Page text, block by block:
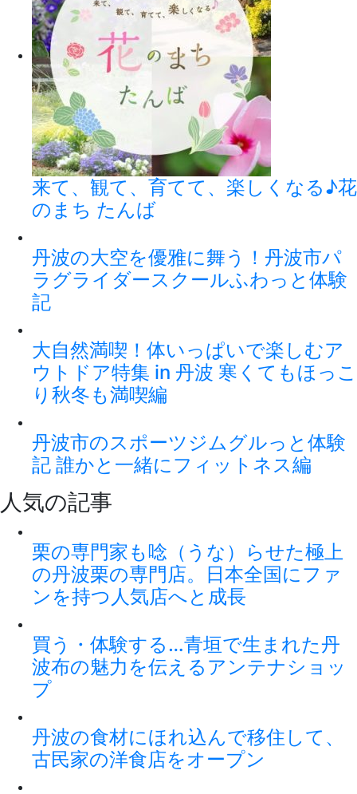
来て、観て、育てて、楽しくなる♪花
のまち たんば
丹波の大空を優雅に舞う！丹波市パ
ラグライダースクールふわっと体験
記
大自然満喫！体いっぱいで楽しむア
ウトドア特集 in 丹波 寒くてもほっこ
り秋冬も満喫編
丹波市のスポーツジムグルっと体験
記 誰かと一緒にフィットネス編
人気の記事
栗の専門家も唸（うな）らせた極上
の丹波栗の専門店。日本全国にファ
ンを持つ人気店へと成長
買う・体験する…青垣で生まれた丹
波布の魅力を伝えるアンテナショッ
プ
丹波の食材にほれ込んで移住して、
古民家の洋食店をオープン